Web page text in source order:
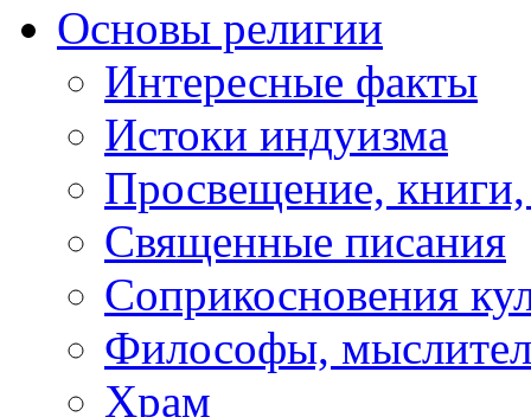
Основы религии
Интересные факты
Истоки индуизма
Просвещение, книги,
Священные писания
Соприкосновения
Философы,
Храм